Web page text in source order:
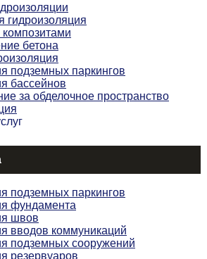
гидроизоляция
бетона
подземных паркингов
бассейнов
за обделочное пространство
подземных паркингов
фундамента
швов
вводов коммуникаций
подземных сооружений
резервуаров